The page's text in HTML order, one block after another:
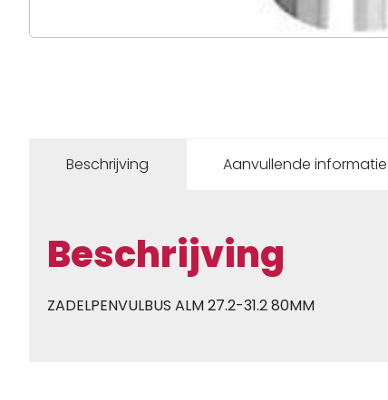
Beschrijving Aanvullende informatie
Beschrijving
ZADELPENVULBUS ALM 27.2-31.2 80MM